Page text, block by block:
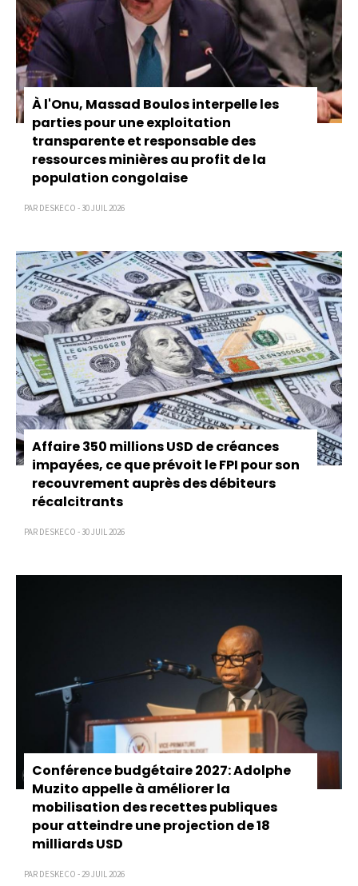
À l'Onu, Massad Boulos interpelle les
parties pour une exploitation
transparente et responsable des
ressources minières au profit de la
population congolaise
PAR DESKECO - 30 JUIL 2026
Affaire 350 millions USD de créances
impayées, ce que prévoit le FPI pour son
recouvrement auprès des débiteurs
récalcitrants
PAR DESKECO - 30 JUIL 2026
Conférence budgétaire 2027: Adolphe
Muzito appelle à améliorer la
mobilisation des recettes publiques
pour atteindre une projection de 18
milliards USD
PAR DESKECO - 29 JUIL 2026